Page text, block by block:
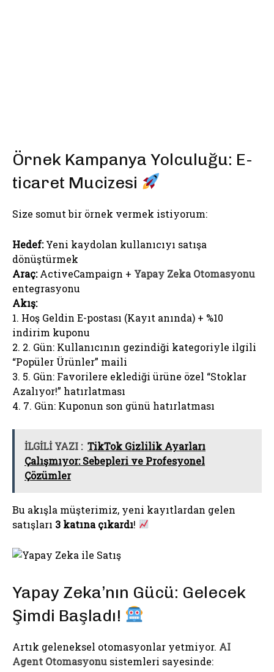
Örnek Kampanya Yolculuğu: E-
ticaret Mucizesi
Size somut bir örnek vermek istiyorum:
Hedef:Yeni kaydolan kullanıcıyı satışa
dönüştürmek
Araç:ActiveCampaign + Yapay Zeka Otomasyonu
entegrasyonu
Akış:
1. Hoş Geldin E-postası (Kayıt anında) + %10
indirim kuponu
2. 2. Gün: Kullanıcının gezindiği kategoriyle ilgili
“Popüler Ürünler” maili
3. 5. Gün: Favorilere eklediği ürüne özel “Stoklar
Azalıyor!” hatırlatması
4. 7. Gün: Kuponun son günü hatırlatması
İLGİLİ YAZI : TikTok Gizlilik Ayarları
Çalışmıyor: Sebepleri ve Profesyonel
Çözümler
Bu akışla müşterimiz, yeni kayıtlardan gelen
satışları 3 katına çıkardı!
Yapay Zeka’nın Gücü: Gelecek
Şimdi Başladı!
Artık geleneksel otomasyonlar yetmiyor. AI
Agent Otomasyonu sistemleri sayesinde: